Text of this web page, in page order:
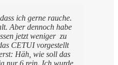
ich gerne rauche.
Aber dennoch habe
jetzt weniger zu
CETUI vorgestellt
Häh, wie soll das